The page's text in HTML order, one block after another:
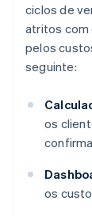
ciclos de
atritos com
pelos
seguinte:
os
os